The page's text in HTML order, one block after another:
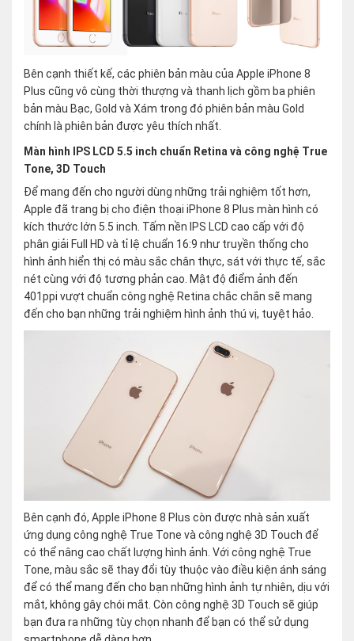
Bên cạnh thiết kế, các phiên bản màu của Apple iPhone 8
Plus cũng vô cùng thời thượng và thanh lịch gồm ba phiên
bản màu Bạc, Gold và Xám trong đó phiên bản màu Gold
chính là phiên bản được yêu thích nhất.
Màn hình IPS LCD 5.5 inch chuẩn Retina và công nghệ True
Tone, 3D Touch
Để mang đến cho người dùng những trải nghiệm tốt hơn,
Apple đã trang bị cho điện thoại iPhone 8 Plus màn hình có
kích thước lớn 5.5 inch. Tấm nền IPS LCD cao cấp với độ
phân giải Full HD và tỉ lệ chuẩn 16:9 như truyền thống cho
hình ảnh hiển thị có màu sắc chân thực, sát với thực tế, sắc
nét cùng với độ tương phản cao. Mật độ điểm ảnh đến
401ppi vượt chuẩn công nghệ Retina chắc chắn sẽ mang
đến cho bạn những trải nghiệm hình ảnh thú vị, tuyệt hảo.
Bên cạnh đó, Apple iPhone 8 Plus còn được nhà sản xuất
ứng dụng công nghệ True Tone và công nghệ 3D Touch để
có thể nâng cao chất lượng hình ảnh. Với công nghệ True
Tone, màu sắc sẽ thay đổi tùy thuộc vào điều kiện ánh sáng
để có thể mang đến cho bạn những hình ảnh tự nhiên, dịu với
mắt, không gây chói mắt. Còn công nghệ 3D Touch sẽ giúp
bạn đưa ra những tùy chọn nhanh để bạn có thể sử dụng